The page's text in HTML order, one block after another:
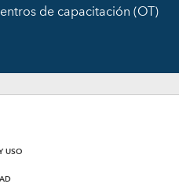
de capacitación (OT)
USO